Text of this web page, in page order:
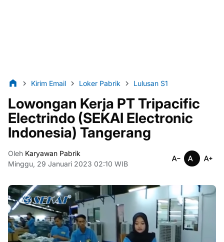
Kirim Email Loker Pabrik Lulusan S1
Lowongan Kerja PT Tripacific
Electrindo (SEKAI Electronic
Indonesia) Tangerang
Oleh Karyawan Pabrik
Minggu, 29 Januari 2023 02:10 WIB